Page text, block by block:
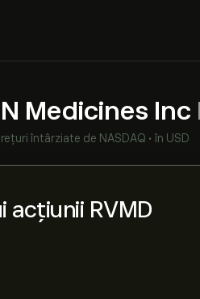
Medicines Inc
întârziate de NASDAQ • în USD
acțiunii RVMD